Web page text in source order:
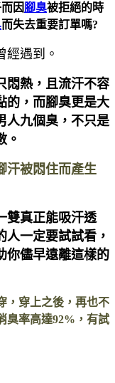
因腳臭被拒絕的時
而失去重要訂單嗎?
經遇到。
悶熱，且流汗不容
的，而腳臭更是大
人九個臭，不只是
。
汗被悶住而產生
雙真正能吸汗透
人一定要試試看，
你儘早遠離這樣的
，穿上之後，再也不
臭率高達92%，有試